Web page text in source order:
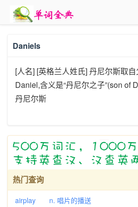
Daniels
[人名] [英格兰人姓氏] 丹尼尔斯取
Daniel,含义是“丹尼尔之子”(son of
丹尼尔斯
热门查询
airplay n. 唱片的播送